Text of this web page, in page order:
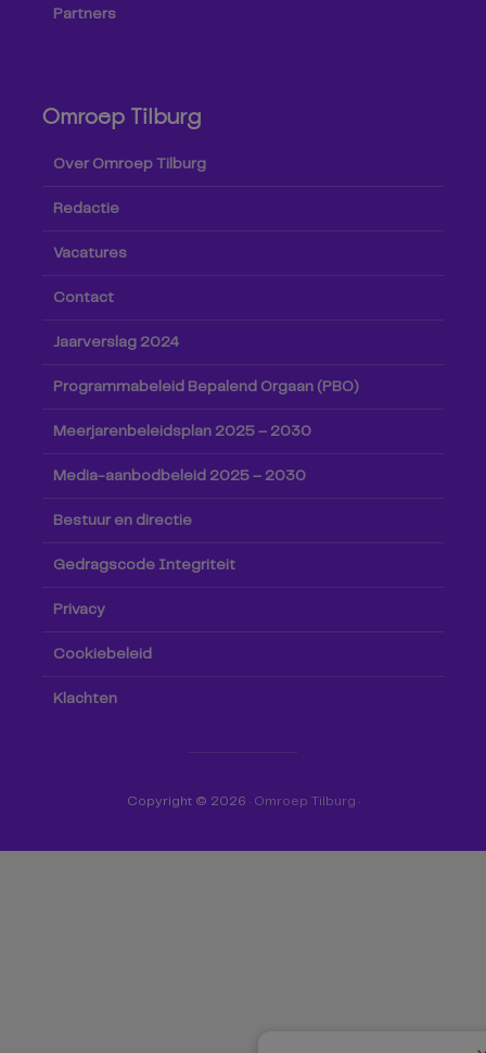
Partners
Omroep Tilburg
Over Omroep Tilburg
Redactie
Vacatures
Contact
Jaarverslag 2024
Programmabeleid Bepalend Orgaan (PBO)
Meerjarenbeleidsplan 2025 – 2030
Media-aanbodbeleid 2025 – 2030
Bestuur en directie
Gedragscode Integriteit
Privacy
Cookiebeleid
Klachten
Copyright © 2026 · Omroep Tilburg ·